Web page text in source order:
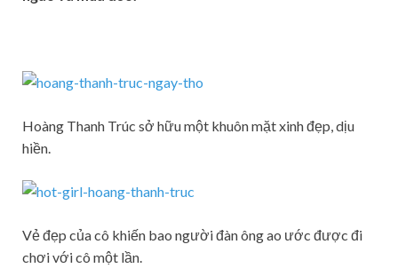
Hoàng Thanh Trúc sở hữu một khuôn mặt xinh đẹp, dịu
hiền.
Vẻ đẹp của cô khiến bao người đàn ông ao ước được đi
chơi với cô một lần.